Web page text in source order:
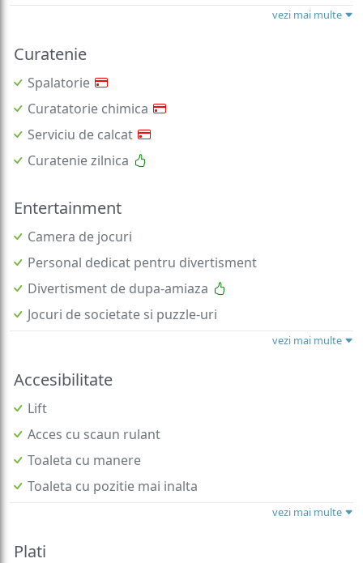
vezi mai multe
Curatenie
Spalatorie
Curatatorie chimica
Serviciu de calcat
Curatenie zilnica
Entertainment
Camera de jocuri
Personal dedicat pentru divertisment
Divertisment de dupa-amiaza
Jocuri de societate si puzzle-uri
vezi mai multe
Accesibilitate
Lift
Acces cu scaun rulant
Toaleta cu manere
Toaleta cu pozitie mai inalta
vezi mai multe
Plati